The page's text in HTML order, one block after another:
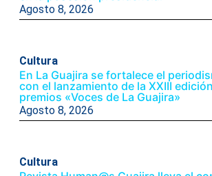
Agosto 8, 2026
Cultura
En La Guajira se fortalece el
con el lanzamiento de la XXIII
premios «Voces de La Guajira»
Agosto 8, 2026
Cultura